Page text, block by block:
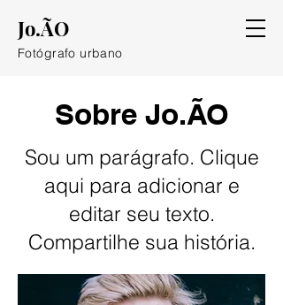
Jo.ÃO
Fotógrafo urbano
Sobre Jo.ÃO
Sou um parágrafo. Clique
aqui para adicionar e
editar seu texto.
Compartilhe sua história.